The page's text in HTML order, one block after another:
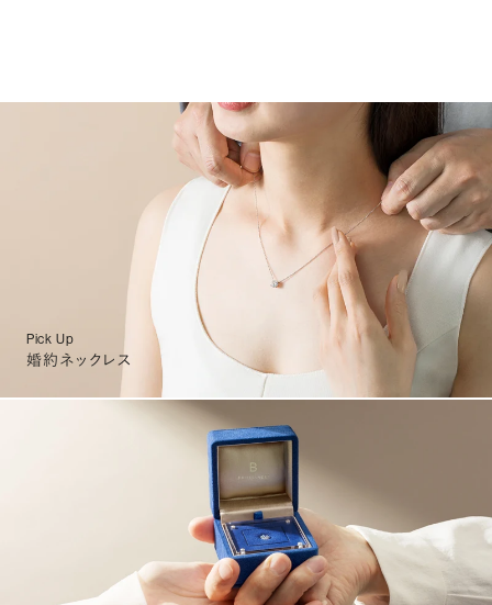
Pick Up
婚約ネックレス